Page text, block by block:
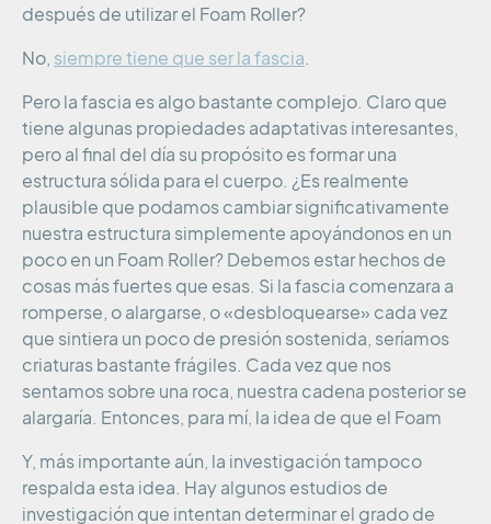
después de utilizar el Foam Roller?
No, siempre tiene que ser la fascia.
Pero la fascia es algo bastante complejo. Claro que
tiene algunas propiedades adaptativas interesantes,
pero al final del día su propósito es formar una
estructura sólida para el cuerpo. ¿Es realmente
plausible que podamos cambiar significativamente
nuestra estructura simplemente apoyándonos en un
poco en un Foam Roller? Debemos estar hechos de
cosas más fuertes que esas. Si la fascia comenzara a
romperse, o alargarse, o «desbloquearse» cada vez
que sintiera un poco de presión sostenida, seríamos
criaturas bastante frágiles. Cada vez que nos
sentamos sobre una roca, nuestra cadena posterior se
alargaría. Entonces, para mí, la idea de que el Foam
Y, más importante aún, la investigación tampoco
respalda esta idea. Hay algunos estudios de
investigación que intentan determinar el grado de